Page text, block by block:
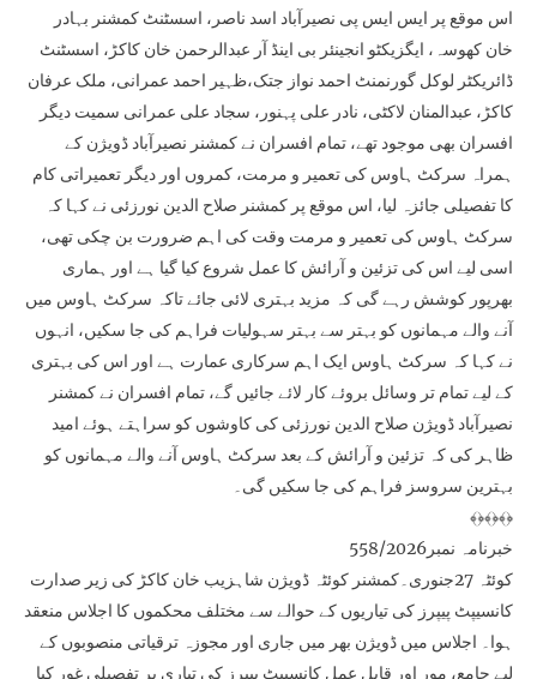
اس موقع پر ایس ایس پی نصیرآباد اسد ناصر، اسسٹنٹ کمشنر بہادر
خان کھوسہ، ایگزیکٹو انجینئر بی اینڈ آر عبدالرحمن خان کاکڑ، اسسٹنٹ
ڈائریکٹر لوکل گورنمنٹ احمد نواز جتک،ظہیر احمد عمرانی، ملک عرفان
کاکڑ، عبدالمنان لاکٹی، نادر علی پہنور، سجاد علی عمرانی سمیت دیگر
افسران بھی موجود تھے، تمام افسران نے کمشنر نصیرآباد ڈویژن کے
ہمراہ سرکٹ ہاوس کی تعمیر و مرمت، کمروں اور دیگر تعمیراتی کام
کا تفصیلی جائزہ لیا، اس موقع پر کمشنر صلاح الدین نورزئی نے کہا کہ
سرکٹ ہاوس کی تعمیر و مرمت وقت کی اہم ضرورت بن چکی تھی،
اسی لیے اس کی تزئین و آرائش کا عمل شروع کیا گیا ہے اور ہماری
بھرپور کوشش رہے گی کہ مزید بہتری لائی جائے تاکہ سرکٹ ہاوس میں
آنے والے مہمانوں کو بہتر سے بہتر سہولیات فراہم کی جا سکیں، انہوں
نے کہا کہ سرکٹ ہاوس ایک اہم سرکاری عمارت ہے اور اس کی بہتری
کے لیے تمام تر وسائل بروئے کار لائے جائیں گے، تمام افسران نے کمشنر
نصیرآباد ڈویژن صلاح الدین نورزئی کی کاوشوں کو سراہتے ہوئے امید
ظاہر کی کہ تزئین و آرائش کے بعد سرکٹ ہاوس آنے والے مہمانوں کو
بہترین سروسز فراہم کی جا سکیں گی۔
﴾﴿﴾﴿﴾﴿
خبرنامہ نمبر558/2026
کوئٹہ 27جنوری۔کمشنر کوئٹہ ڈویژن شاہزیب خان کاکڑ کی زیر صدارت
کانسیپٹ پیپرز کی تیاریوں کے حوالے سے مختلف محکموں کا اجلاس منعقد
ہوا۔ اجلاس میں ڈویژن بھر میں جاری اور مجوزہ ترقیاتی منصوبوں کے
لیے جامع، مور اور قابلِ عمل کانسیپٹ پیپرز کی تیاری پر تفصیلی غور کیا